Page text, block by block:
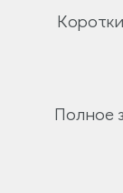
Полное